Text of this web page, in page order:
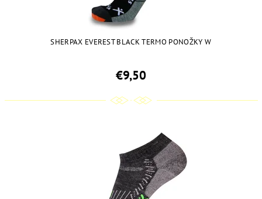
SHERPAX EVEREST BLACK TERMO PONOŽKY W
€9,50